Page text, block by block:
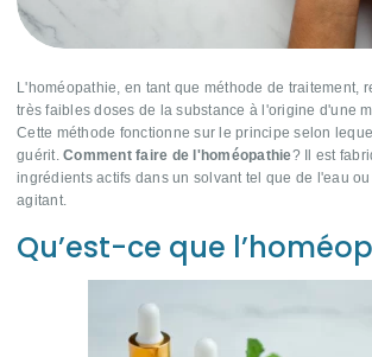
L'homéopathie, en tant que méthode de traitement,
très faibles doses de la substance à l'origine d'une
Cette méthode fonctionne sur le principe selon
guérit. Comment faire de l'homéopathie? Il est
ingrédients actifs dans un solvant tel que de l'eau
agitant.
Qu’est-ce que